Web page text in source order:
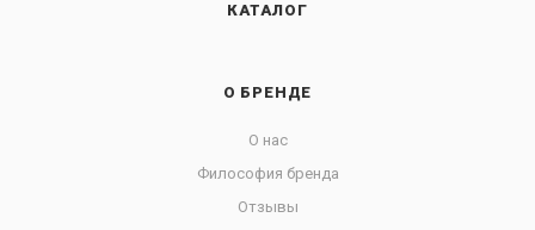
КАТАЛОГ
О БРЕНДЕ
О нас
Философия бренда
Отзывы